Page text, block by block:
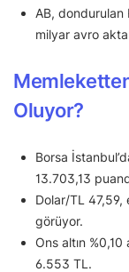
AB, dondurulan
milyar avro
Oluyor?
Borsa
13.703,13
Dolar/TL 47,59,
görüyor.
Ons altın
6.553 TL.